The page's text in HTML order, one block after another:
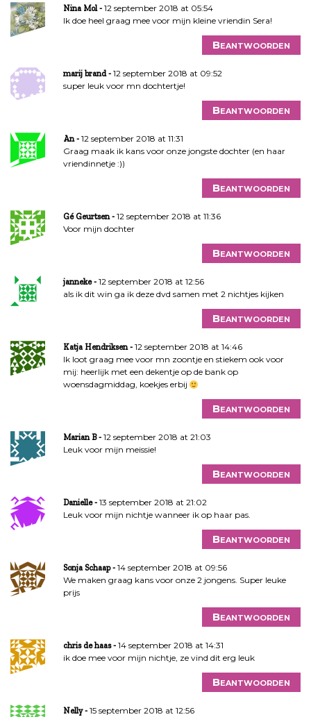
Nina Mol
12 september 2018 at 05:54
Ik doe heel graag mee voor mijn kleine vriendin Sera!
Beantwoorden
marij brand
12 september 2018 at 09:52
super leuk voor mn dochtertje!
Beantwoorden
An
12 september 2018 at 11:31
Graag maak ik kans voor onze jongste dochter (en haar
vriendinnetje :))
Beantwoorden
Gé Geurtsen
12 september 2018 at 11:36
Voor mijn dochter
Beantwoorden
janneke
12 september 2018 at 12:56
als ik dit win ga ik deze dvd samen met 2 nichtjes kijken
Beantwoorden
Katja Hendriksen
12 september 2018 at 14:46
Ik loot graag mee voor mn zoontje en stiekem ook voor
mij: heerlijk met een dekentje op de bank op
woensdagmiddag, koekjes erbij
Beantwoorden
Marian B
12 september 2018 at 21:03
Leuk voor mijn meissie!
Beantwoorden
Danielle
13 september 2018 at 21:02
Leuk voor mijn nichtje wanneer ik op haar pas.
Beantwoorden
Sonja Schaap
14 september 2018 at 09:56
We maken graag kans voor onze 2 jongens. Super leuke
prijs
Beantwoorden
chris de haas
14 september 2018 at 14:31
ik doe mee voor mijn nichtje, ze vind dit erg leuk
Beantwoorden
Nelly
15 september 2018 at 12:56